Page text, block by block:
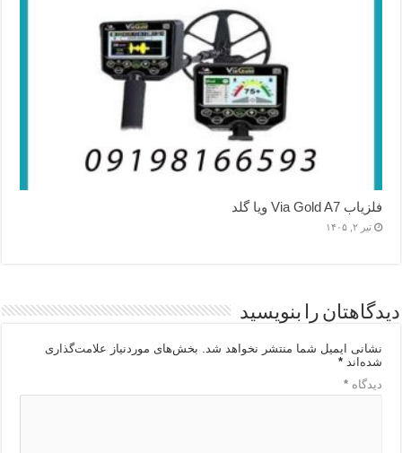
فلزیاب Via Gold A7 ویا گلد
تیر ۲, ۱۴۰۵
دیدگاهتان را بنویسید
نشانی ایمیل شما منتشر نخواهد شد.
بخش‌های موردنیاز علامت‌گذاری
شده‌اند*
دیدگاه*